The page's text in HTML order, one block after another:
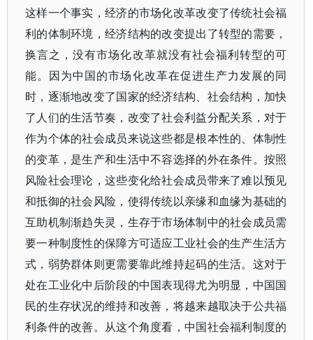
这样一个事实，经济的市场化改革改变了传统社会福
利的体制环境，经济结构的改变提出了转型的需要，
换言之，没有市场化改革就没有社会福利转型的可
能。因为中国的市场化改革在促进生产力发展的同
时，逐渐地改变了国家的经济结构、社会结构，加快
了人们的生活节奏，改变了社会利益分配关系，对于
作为个体的社会成员来说这些都是根本性的、体制性
的变革，是生产和生活中不容选择的外在条件。按照
风险社会理论，这些变化给社会成员带来了难以预见
和抵御的社会风险，使得传统以亲缘和血缘为基础的
互助机制渐趋失灵，生存于市场体制中的社会成员需
要一种制度性的保障方可适应工业社会的生产生活方
式，弱势群体则更需要靠此维持起码的生活。这对于
处在工业化中后阶段的中国表现得尤为明显，中国国
民的生存状况的维持和改善，将越来越取决于公共福
利条件的改善。从这个角度看，中国社会福利制度的